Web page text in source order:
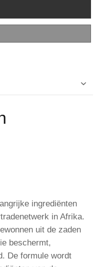
ingrediënten
in Afrika.
uit de zaden
beschermt,
De formule wordt